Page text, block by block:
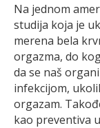
Na jednom
studija koja je
merena bela
orgazma, do
da se naš
infekcijom,
orgazam.
kao preventiva